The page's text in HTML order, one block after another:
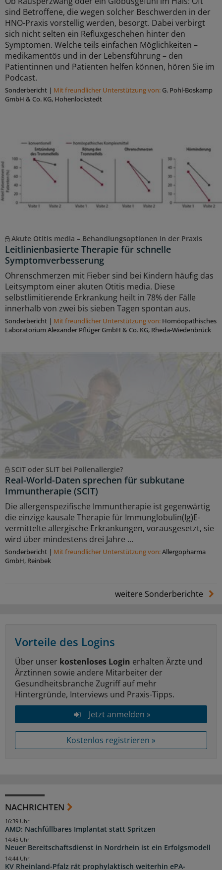
sind Betroffene, die wegen solcher Beschwerden in der
HNO-Praxis vorstellig werden, besorgt. Dabei verbirgt
sich nicht selten ein Refluxgeschehen hinter den
Symptomen. Welche teils einfachen Möglichkeiten –
medikamentös und in der Lebensführung – den
Patientinnen und Patienten helfen können, hören Sie im
Podcast.
Sonderbericht | Mit freundlicher Unterstützung von: G. Pohl-Boskamp
GmbH & Co. KG, Hohenlockstedt
Akute Otitis media – Behandlungsoptionen in der Praxis
Leitlinienbasierte Therapie für schnelle
Symptomverbesserung
Ohrenschmerzen mit Fieber sind bei Kindern häufig das
Leitsymptom einer akuten Otitis media. Diese
selbstlimitierende Erkrankung heilt in 78% der Fälle
innerhalb von zwei bis sieben Tagen spontan aus.
Sonderbericht | Mit freundlicher Unterstützung von: Homöopathisches
Laboratorium Alexander Pflüger GmbH & Co. KG, Rheda-Wiedenbrück
SCIT oder SLIT bei Pollenallergie?
Real-World-Daten sprechen für subkutane
Immuntherapie (SCIT)
Die allergenspezifische Immuntherapie ist gegenwärtig
die einzige kausale Therapie für Immunglobulin(Ig)E-
vermittelte allergische Erkrankungen, vorausgesetzt, sie
wird über mindestens drei Jahre ...
Sonderbericht | Mit freundlicher Unterstützung von:Allergopharma
GmbH, Reinbek
weitere Sonderberichte
Vorteile des Logins
Über unser kostenloses Login erhalten Ärzte und
Ärztinnen sowie andere Mitarbeiter der
Gesundheitsbranche Zugriff auf mehr
Hintergründe, Interviews und Praxis-Tipps.
Jetzt anmelden »
Kostenlos registrieren »
NACHRICHTEN
AMD: Nachfüllbares Implantat statt Spritzen
16:39 Uhr
Neuer Bereitschaftsdienst in Nordrhein ist ein Erfolgsmodell
14:45 Uhr
KV Rheinland-Pfalz rät prophylaktisch weiterhin ePA-
14:44 Uhr